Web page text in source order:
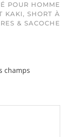
POUR HOMME
KAKI, SHORT À
& SACOCHE
champs